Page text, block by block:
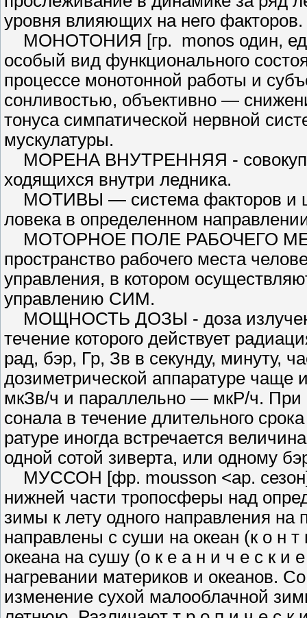
уровня влияющих на него факторов.
МОНОТОНИЯ [гр. monos один,
особый вид функционального
процессе монотонной работы и
сонливостью, объективно —
тонуса симпатической не­рвной
мускулатуры.
МОРЕНА ВНУТРЕННЯЯ -
ходящихся внутри ледника.
МОТИВЫ — система факторов и
ловека в определенном
МОТОРНОЕ ПОЛЕ РАБОЧЕГО
пространство рабочего места
управления, в котором
управлению СИМ.
МОЩНОСТЬ ДОЗЫ - доза
течение которого действует
рад, бэр, Гр, Зв в секунду, ми­нуту,
дозиметрической аппаратуре
мкЗв/ч и параллельно — мкР/ч. При
сонала в течение длительного
ратуре иногда встречается
одной сотой зиверта, или одному
МУССОН [фр. mousson <ар.
нижней части тропосферы над
зимы к лету одного направ­ления
направлены с суши на океан (к о н
океана на сушу (о к е а н и ч е с ­к
нагревании материков и океа­нов.
изменение сухой малооб­лачной